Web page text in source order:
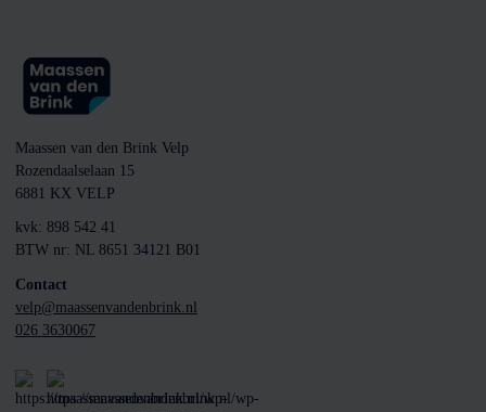
Maassen van den Brink Velp
Rozendaalselaan 15
6881 KX VELP
kvk: 898 542 41
BTW nr: NL 8651 34121 B01
Contact
velp@maassenvandenbrink.nl
026 3630067